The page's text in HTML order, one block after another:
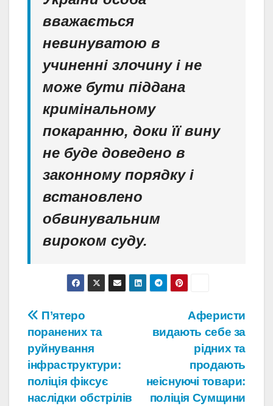
вважається
невинуватою в
учиненні злочину і не
може бути піддана
кримінальному
покаранню, доки її вину
не буде доведено в
законному порядку і
встановлено
обвинувальним
вироком суду.
Навігація
записів
Аферисти
видають себе за
рідних та
продають
неіснуючі товари:
поліція Сумщини
П’ятеро
поранених та
руйнування
інфраструктури:
поліція фіксує
наслідки обстрілів